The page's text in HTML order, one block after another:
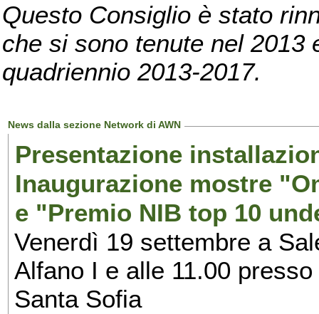
Questo Consiglio è stato
che si sono tenute nel 2013
quadriennio 2013-2017.
News dalla sezione Network di AWN
Presentazione
Inaugurazione mostre
e "Premio NIB top 10
Venerdì 19 settembre a
Alfano I e alle 11.00
Santa Sofia